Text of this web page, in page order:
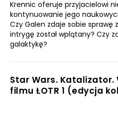
Krennic oferuje przyjacielowi
kontynuowanie jego
Czy Galen zdaje sobie sprawę
intrygę został wplątany? Czy
galaktykę?
Star Wars. Katalizator.
filmu ŁOTR 1 (edycja